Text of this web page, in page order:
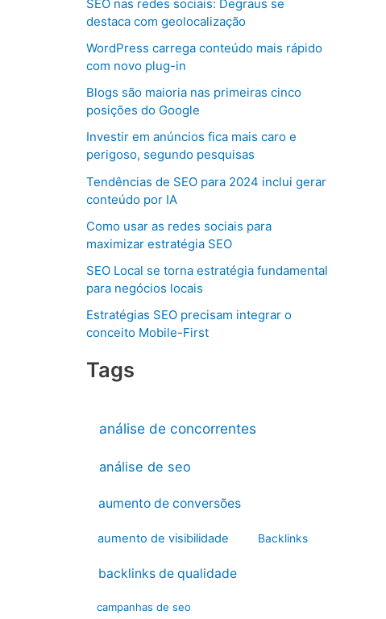
SEO nas redes sociais: Degraus se
destaca com geolocalização
WordPress carrega conteúdo mais rápido
com novo plug-in
Blogs são maioria nas primeiras cinco
posições do Google
Investir em anúncios fica mais caro e
perigoso, segundo pesquisas
Tendências de SEO para 2024 inclui gerar
conteúdo por IA
Como usar as redes sociais para
maximizar estratégia SEO
SEO Local se torna estratégia fundamental
para negócios locais
Estratégias SEO precisam integrar o
conceito Mobile-First
Tags
análise de concorrentes
análise de seo
aumento de conversões
aumento de visibilidade Backlinks
backlinks de qualidade
campanhas de seo